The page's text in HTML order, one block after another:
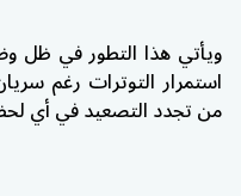
ويأتي هذا التطور في
استمرار التوترات رغم
من تجدد التصعيد في أي